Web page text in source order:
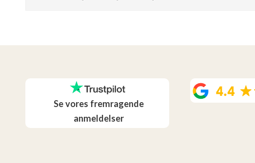
Se vores fremragende
anmeldelser